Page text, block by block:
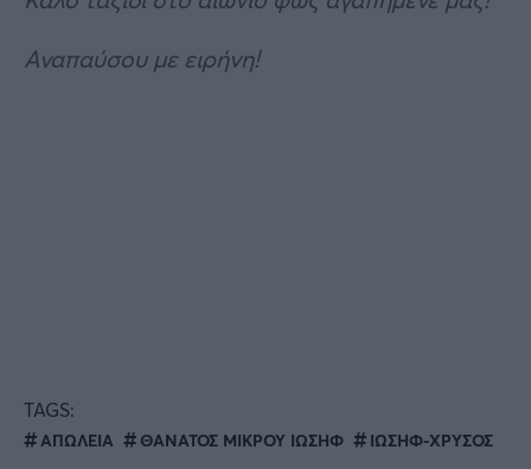
Αναπαύσου με ειρήνη!
TAGS:
ΑΠΩΛΕΙΑ ΘΑΝΑΤΟΣ ΜΙΚΡΟΥ ΙΩΣΗΦ ΙΩΣΗΦ-ΧΡΥΣΟΣ